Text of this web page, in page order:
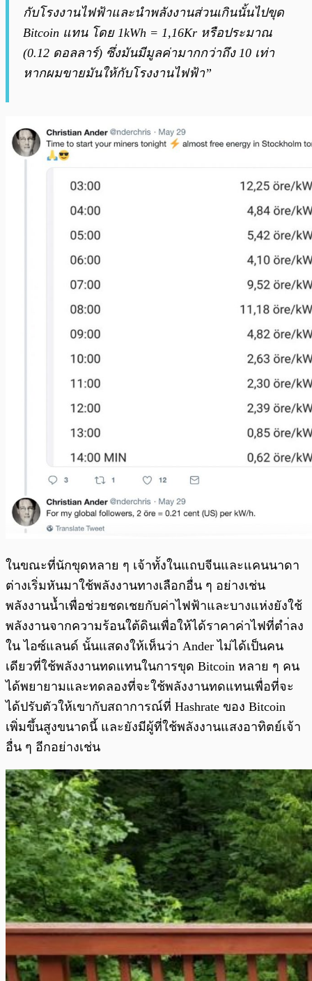
กับโรงงานไฟฟ้าและนำพลังงานส่วนเกินนั้นไปขุด
Bitcoin แทน โดย 1kWh = 1,16Kr หรือประมาณ
(0.12 ดอลลาร์) ซึ่งมันมีมูลค่ามากกว่าถึง 10 เท่า
หากผมขายมันให้กับโรงงานไฟฟ้า”
ในขณะที่นักขุดหลาย ๆ เจ้าทั้งในแถบจีนและแคนนาดา
ต่างเริ่มหันมาใช้พลังงานทางเลือกอื่น ๆ อย่างเช่น
พลังงานน้ำเพื่อช่วยชดเชยกับค่าไฟฟ้าและบางแห่งยังใช้
พลังงานจากความร้อนใต้ดินเพื่อให้ได้ราคาค่าไฟที่ตำ่ลง
ใน ไอซ์แลนด์ นั้นแสดงให้เห็นว่า Ander ไม่ได้เป็นคน
เดียวที่ใช้พลังงานทดแทนในการขุด Bitcoin หลาย ๆ คน
ได้พยายามและทดลองที่จะใช้พลังงานทดแทนเพื่อที่จะ
ได้ปรับตัวให้เขากับสถาการณ์ที่ Hashrate ของ Bitcoin
เพิ่มขึ้นสูงขนาดนี้ และยังมีผู้ที่ใช้พลังงานแสงอาทิตย์เจ้า
อื่น ๆ อีกอย่างเช่น